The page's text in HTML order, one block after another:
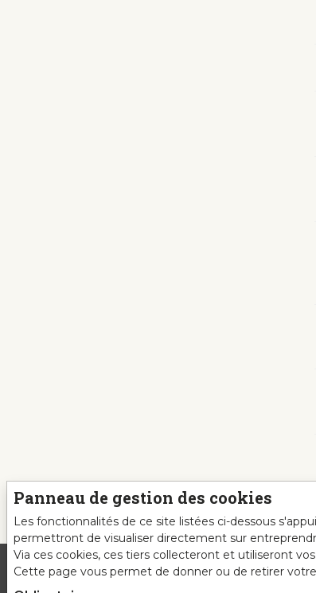
Panneau de gestion des cookies
Les fonctionnalités de ce site listées ci-dessous
permettront de visualiser directement sur
Via ces cookies, ces tiers collecteront et utiliseront
Cette page vous permet de donner ou de retirer